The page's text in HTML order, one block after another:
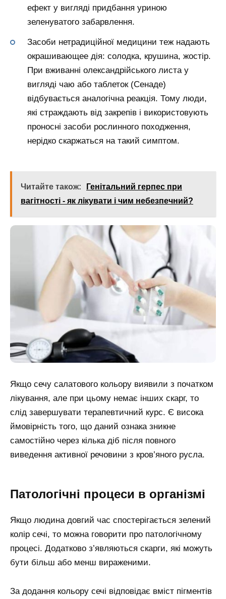
ефект у вигляді придбання уриною
зеленуватого забарвлення.
Засоби нетрадиційної медицини теж надають
окрашивающее дія: солодка, крушина, жостір.
При вживанні олександрійського листа у
вигляді чаю або таблеток (Сенаде)
відбувається аналогічна реакція. Тому люди,
які страждають від закрепів і використовують
проносні засоби рослинного походження,
нерідко скаржаться на такий симптом.
Читайте також:
Генітальний герпес при
вагітності - як лікувати і чим небезпечний?
Якщо сечу салатового кольору виявили з початком
лікування, але при цьому немає інших скарг, то
слід завершувати терапевтичний курс. Є висока
ймовірність того, що даний ознака зникне
самостійно через кілька діб після повного
виведення активної речовини з кров’яного русла.
Патологічні процеси в організмі
Якщо людина довгий час спостерігається зелений
колір сечі, то можна говорити про патологічному
процесі. Додатково з’являються скарги, які можуть
бути більш або менш вираженими.
За додання кольору сечі відповідає вміст пігментів